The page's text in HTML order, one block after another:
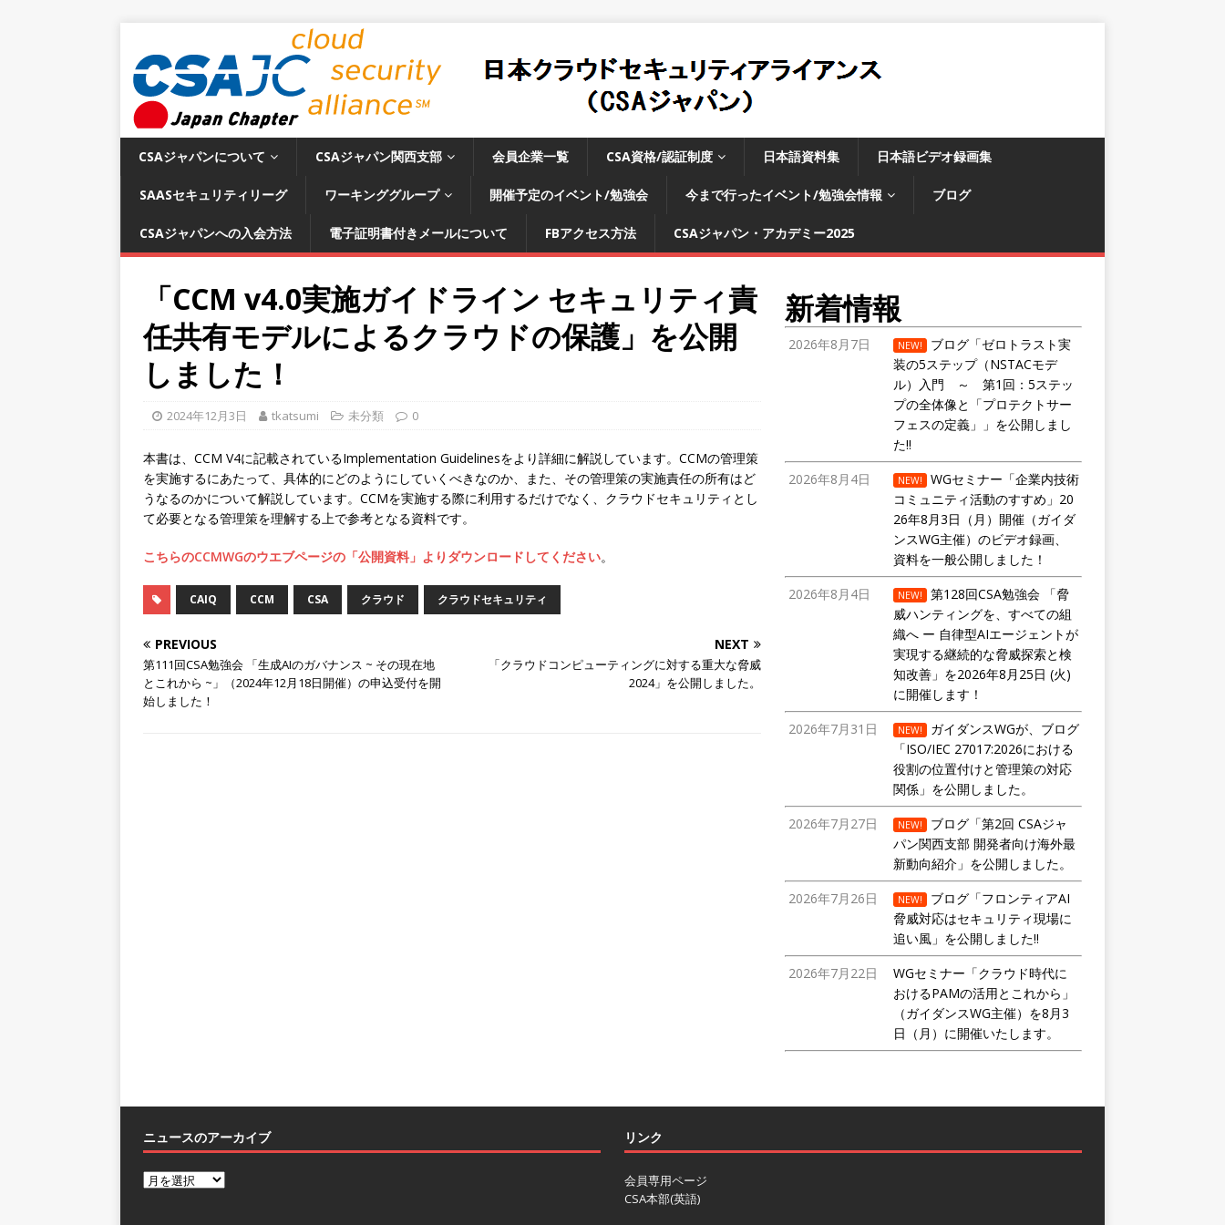
CSAジャパンについて CSAジャパン関西支部 会員企業一覧 CSA資格/認証制度 日本語資料集 日本語ビデオ録画集
SAASセキュリティリーグ ワーキンググループ 開催予定のイベント/勉強会 今まで行ったイベント/勉強会情報 ブログ
CSAジャパンへの入会方法 電子証明書付きメールについて FBアクセス方法 CSAジャパン・アカデミー2025
「CCM v4.0実施ガイドライン セキュリティ責
任共有モデルによるクラウドの保護」を公開
しました！
2024年12月3日 tkatsumi 未分類 0
本書は、CCM V4に記載されているImplementation Guidelinesをより詳細に解説しています。CCMの管理策
を実施するにあたって、具体的にどのようにしていくべきなのか、また、その管理策の実施責任の所有はど
うなるのかについて解説しています。CCMを実施する際に利用するだけでなく、クラウドセキュリティとし
て必要となる管理策を理解する上で参考となる資料です。
こちらのCCMWGのウエブページの「公開資料」よりダウンロードしてください。
CAIQ CCM CSA クラウド クラウドセキュリティ
PREVIOUS
第111回CSA勉強会 「生成AIのガバナンス ~ その現在地
とこれから ~」（2024年12月18日開催）の申込受付を開
始しました！
NEXT
「クラウドコンピューティングに対する重大な脅威
2024」を公開しました。
新着情報
2026年8月7日 NEW!
ブログ「ゼロトラスト実
装の5ステップ（NSTACモデ
ル）入門 ～ 第1回：5ステッ
プの全体像と「プロテクトサー
フェスの定義」」を公開しまし
た!!
2026年8月4日
NEW!
WGセミナー「企業内技術
コミュニティ活動のすすめ」20
26年8月3日（月）開催（ガイダ
ンスWG主催）のビデオ録画、
資料を一般公開しました！
2026年8月4日
NEW!
第128回CSA勉強会 「脅
威ハンティングを、すべての組
織へ ー 自律型AIエージェントが
実現する継続的な脅威探索と検
知改善」を2026年8月25日 (火)
に開催します！
2026年7月31日
NEW!
ガイダンスWGが、ブログ
「ISO/IEC 27017:2026における
役割の位置付けと管理策の対応
関係」を公開しました。
2026年7月27日
NEW!
ブログ「第2回 CSAジャ
パン関西支部 開発者向け海外最
新動向紹介」を公開しました。
2026年7月26日
NEW!
ブログ「フロンティアAI
脅威対応はセキュリティ現場に
追い風」を公開しました!!
2026年7月22日
WGセミナー「クラウド時代に
おけるPAMの活用とこれから」
（ガイダンスWG主催）を8月3
日（月）に開催いたします。
ニュースのアーカイブ リンク
会員専用ページ
CSA本部(英語)